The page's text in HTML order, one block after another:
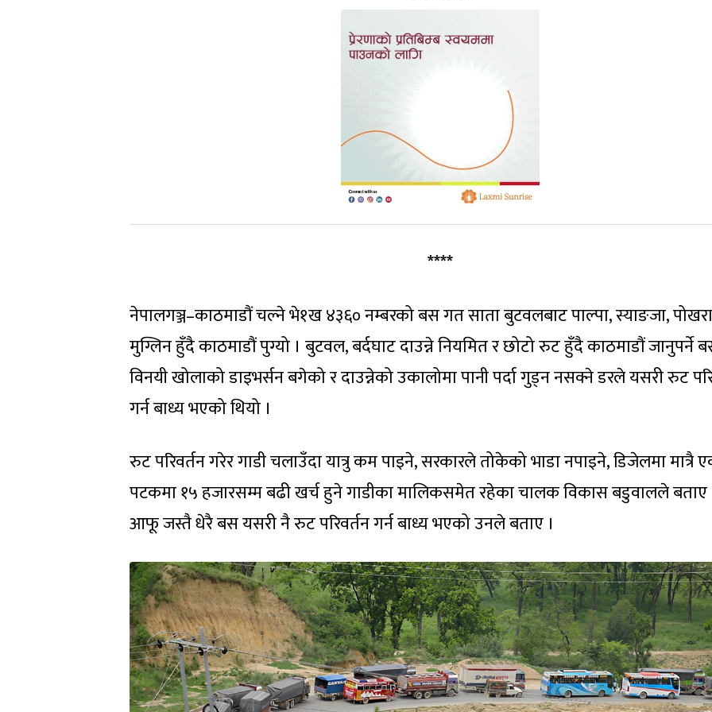
****
नेपालगञ्ज–काठमाडौं चल्ने भे१ख ४३६० नम्बरको बस गत साता बुटवलबाट पाल्पा, स्याङजा,
मुग्लिन हुँदै काठमाडौं पुग्यो । बुटवल, बर्दघाट दाउन्ने नियमित र छोटो रुट हुँदै काठमाडौं जानुपर्ने
विनयी खोलाको डाइभर्सन बगेको र दाउन्नेको उकालोमा पानी पर्दा गुड्न नसक्ने डरले यसरी रुट
गर्न बाध्य भएको थियो ।
रुट परिवर्तन गरेर गाडी चलाउँदा यात्रु कम पाइने, सरकारले तोकेको भाडा नपाइने, डिजेलमा मात्रै
पटकमा १५ हजारसम्म बढी खर्च हुने गाडीका मालिकसमेत रहेका चालक विकास बडुवालले बताए
आफू जस्तै धेरै बस यसरी नै रुट परिवर्तन गर्न बाध्य भएको उनले बताए ।